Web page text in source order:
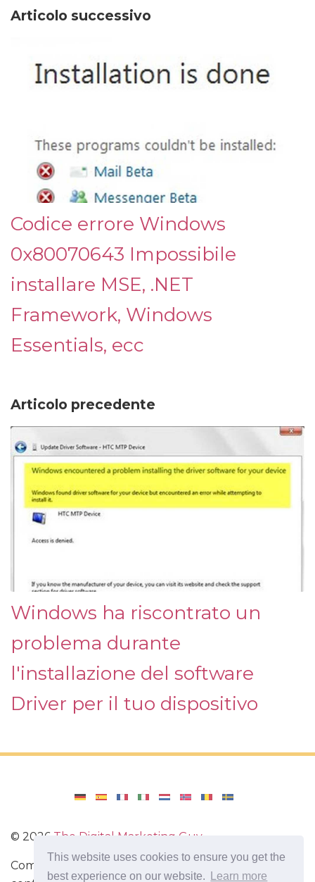
This website uses cookies to ensure you get the
best experience on our website.
Learn more
Articolo successivo
Codice errore Windows
0x80070643 Impossibile
installare MSE, .NET
Framework, Windows
Essentials, ecc
Articolo precedente
Windows ha riscontrato un
problema durante
l'installazione del software
Driver per il tuo dispositivo
© 2026 The Digital Marketing Guy
Come reinstallare Windows sul tuo computer, come